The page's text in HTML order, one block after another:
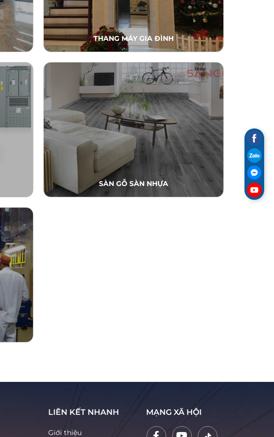
THANG MÁY GIA ĐÌNH
SÀN GỖ SÀN NHỰA
LIÊN KẾT NHANH
Giới thiệu
MẠNG XÃ HỘI